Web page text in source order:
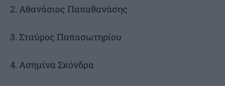
2. Αθανάσιος Παπαθανάσης
3. Σταύρος Παπασωτηρίου
4. Ασημίνα Σκόνδρα